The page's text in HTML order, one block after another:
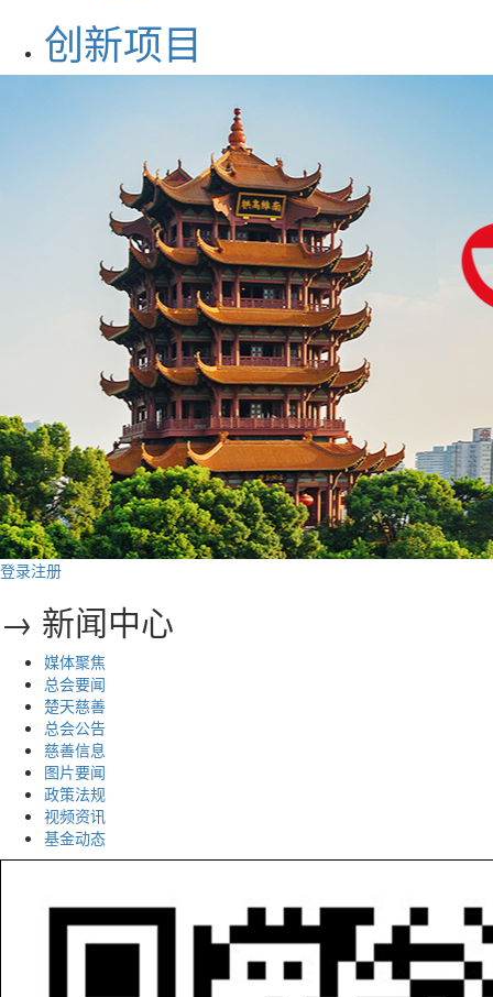
创新项目
登录注册
→ 新闻中心
媒体聚焦
总会要闻
楚天慈善
总会公告
慈善信息
图片要闻
政策法规
视频资讯
基金动态